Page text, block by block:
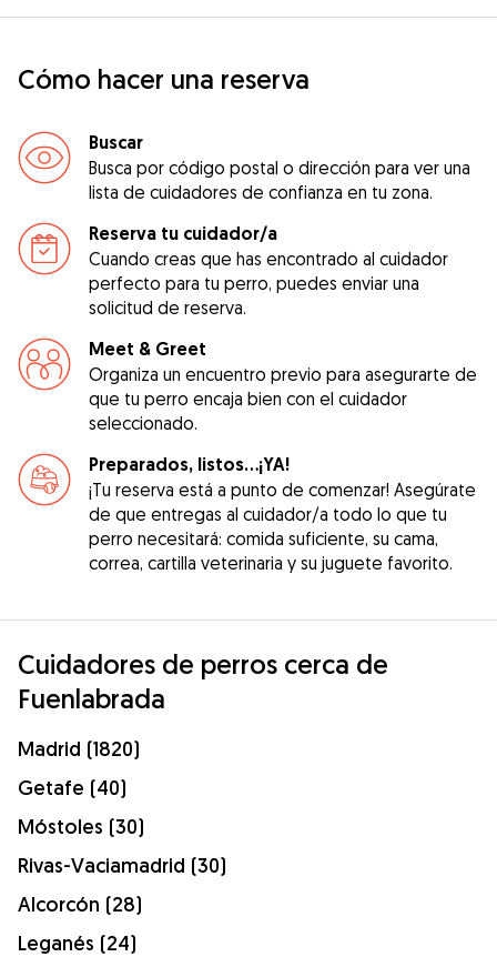
Cómo hacer una reserva
Buscar
Busca por código postal o dirección para ver una
lista de cuidadores de confianza en tu zona.
Reserva tu cuidador/a
Cuando creas que has encontrado al cuidador
perfecto para tu perro, puedes enviar una
solicitud de reserva.
Meet & Greet
Organiza un encuentro previo para asegurarte de
que tu perro encaja bien con el cuidador
seleccionado.
Preparados, listos...¡YA!
¡Tu reserva está a punto de comenzar! Asegúrate
de que entregas al cuidador/a todo lo que tu
perro necesitará: comida suficiente, su cama,
correa, cartilla veterinaria y su juguete favorito.
Cuidadores de perros cerca de
Fuenlabrada
Madrid (1820)
Getafe (40)
Móstoles (30)
Rivas-Vaciamadrid (30)
Alcorcón (28)
Leganés (24)